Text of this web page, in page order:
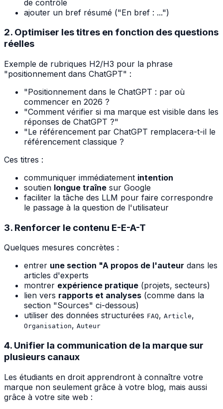
de contrôle
ajouter un bref résumé ("En bref : ...")
2. Optimiser les titres en fonction des questions
réelles
Exemple de rubriques H2/H3 pour la phrase
"positionnement dans ChatGPT" :
"Positionnement dans le ChatGPT : par où
commencer en 2026 ?
"Comment vérifier si ma marque est visible dans les
réponses de ChatGPT ?"
"Le référencement par ChatGPT remplacera-t-il le
référencement classique ?
Ces titres :
communiquer immédiatement intention
soutien longue traîne sur Google
faciliter la tâche des LLM pour faire correspondre
le passage à la question de l'utilisateur
3. Renforcer le contenu E-E-A-T
Quelques mesures concrètes :
entrer une section "A propos de l'auteur dans les
articles d'experts
montrer expérience pratique (projets, secteurs)
lien vers rapports et analyses (comme dans la
section "Sources" ci-dessous)
utiliser des données structurées FAQ, Article,
Organisation, Auteur
4. Unifier la communication de la marque sur
plusieurs canaux
Les étudiants en droit apprendront à connaître votre
marque non seulement grâce à votre blog, mais aussi
grâce à votre site web :